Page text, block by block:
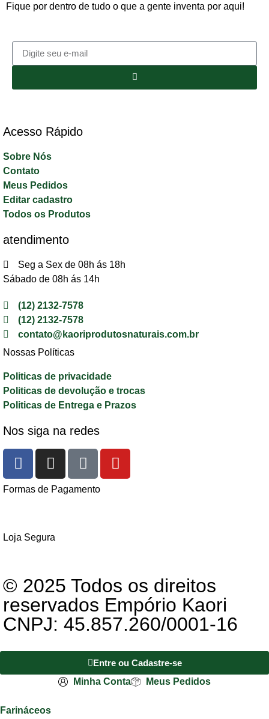
Fique por dentro de tudo o que a gente inventa por aqui!
Acesso Rápido​
Sobre Nós
Contato
Meus Pedidos
Editar cadastro
Todos os Produtos
atendimento
Seg a Sex de 08h ás 18h
Sábado de 08h ás 14h
(12) 2132-7578
(12) 2132-7578
contato@kaoriprodutosnaturais.com.br
Nossas Políticas
Politicas de privacidade
Politicas de devolução e trocas
Politicas de Entrega e Prazos
Nos siga na redes
Formas de Pagamento
Loja Segura
© 2025 Todos os direitos
reservados Empório Kaori
CNPJ: 45.857.260/0001-16
Entre ou Cadastre-se
Minha Conta
Meus Pedidos
Farináceos